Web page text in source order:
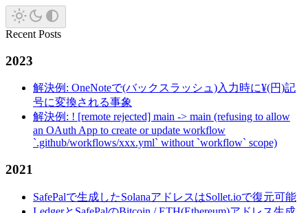
Recent Posts
2023
解決例: OneNoteで(バックスラッシュ)入力時に¥(円)記
号に変換される事象
解決例: ! [remote rejected] main -> main (refusing to allow
an OAuth App to create or update workflow
`.github/workflows/xxx.yml` without `workflow` scope)
2021
SafePalで生成したSolanaアドレスはSollet.ioで復元可能